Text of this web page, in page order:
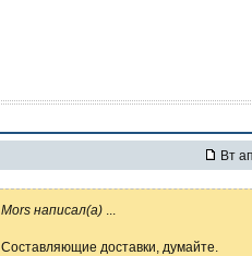
Вт
Mors написал(а)
Составляющие доставки, думайте.